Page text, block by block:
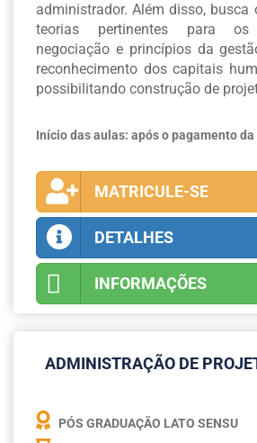
administrador. Além disso,
teorias pertinentes para
negociação e princípios da
reconhecimento dos capitais
possibilitando construção de
Início das aulas: após o pagamento
MATRICULE-SE
DETALHES
INFORMAÇÕES
ADMINISTRAÇÃO DE
PÓS GRADUAÇÃO LATO SENSU